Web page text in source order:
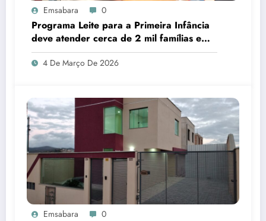
Emsabara 0
Programa Leite para a Primeira Infância
deve atender cerca de 2 mil famílias em
Sabará
4 De Março De 2026
Emsabara 0